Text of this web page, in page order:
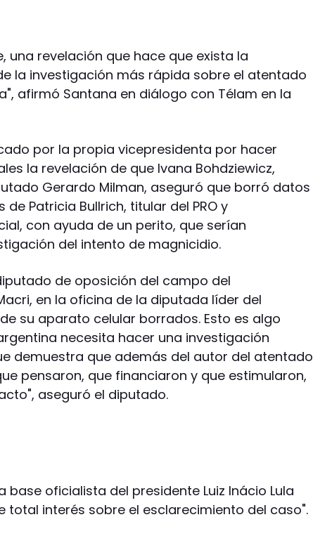
una revelación que hace que exista la
la investigación más rápida sobre el atentado
afirmó Santana en diálogo con Télam en la
por la propia vicepresidenta por hacer
la revelación de que Ivana Bohdziewicz,
Gerardo Milman, aseguró que borró datos
Patricia Bullrich, titular del PRO y
con ayuda de un perito, que serían
del intento de magnicidio.
de oposición del campo del
en la oficina de la diputada líder del
su aparato celular borrados. Esto es algo
necesita hacer una investigación
demuestra que además del autor del atentado
pensaron, que financiaron y que estimularon,
aseguró el diputado.
base oficialista del presidente Luiz Inácio Lula
total interés sobre el esclarecimiento del caso".